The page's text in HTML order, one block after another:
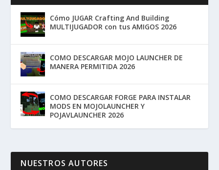
Cómo JUGAR Crafting And Building
MULTIJUGADOR con tus AMIGOS 2026
COMO DESCARGAR MOJO LAUNCHER DE
MANERA PERMITIDA 2026
COMO DESCARGAR FORGE PARA INSTALAR
MODS EN MOJOLAUNCHER Y
POJAVLAUNCHER 2026
NUESTROS AUTORES